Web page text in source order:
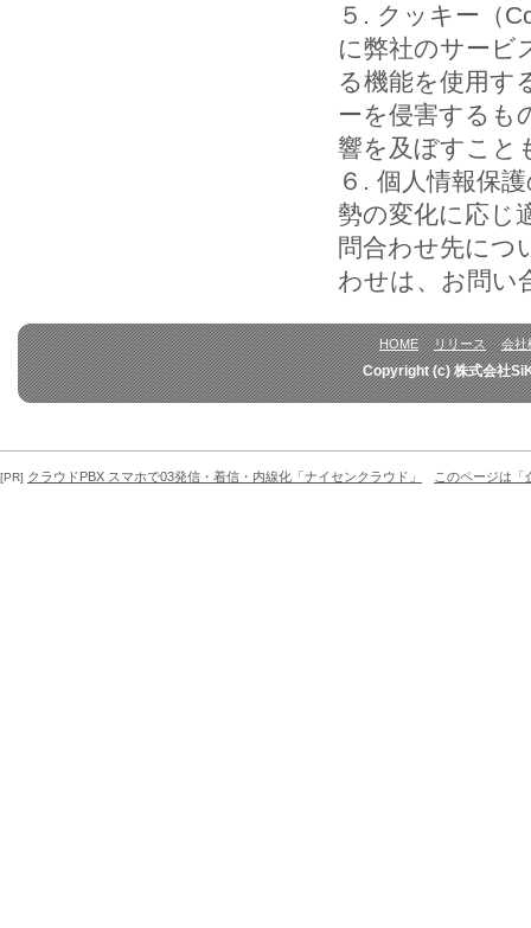
５. クッキー（
に弊社のサービ
る機能を使用す
ーを侵害するも
響を及ぼすこと
６. 個人情報保
勢の変化に応じ
問合わせ先につ
わせは、お問い
HOME リリース 会社
Copyright (c) 株式会社
[PR] クラウドPBX スマホで03発信・着信・内線化「ナイセンクラウド」 このページは